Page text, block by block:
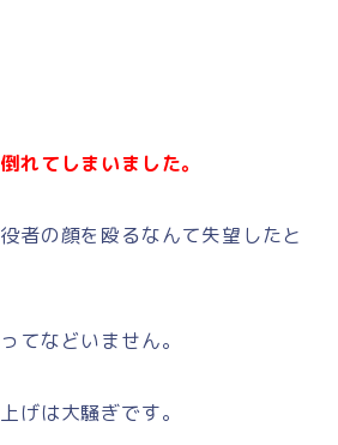
れてしまいました。
者の顔を殴るなんて失望したと
てなどいません。
げは大騒ぎです。